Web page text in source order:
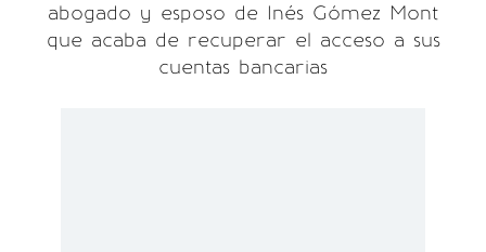
abogado y esposo de Inés Gómez Mont
que acaba de recuperar el acceso a sus
cuentas bancarias